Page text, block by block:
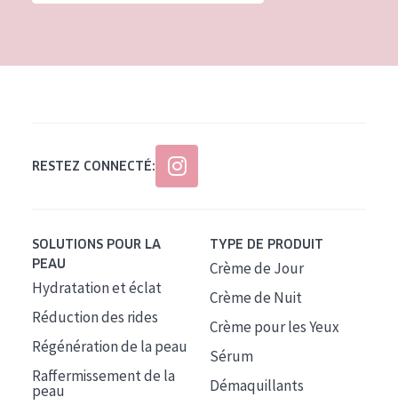
Âge : 55+
RESTEZ CONNECTÉ:
SOLUTIONS POUR LA
PEAU
Hydratation et éclat
Réduction des rides
Régénération de la peau
Raffermissement de la
peau
TYPE DE PRODUIT
Crème de Jour
Crème de Nuit
Crème pour les Yeux
Sérum
Démaquillants